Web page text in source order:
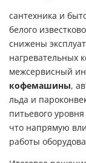
сантехника и
белого
снижены
нагревательных
межсервисный
кофемашины,
льда и
питьевого
что напрямую
работы